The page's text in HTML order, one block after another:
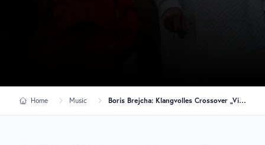
Home Music Boris Brejcha: Klangvolles Crossover „Vienna“ als Vorbote für neues Album